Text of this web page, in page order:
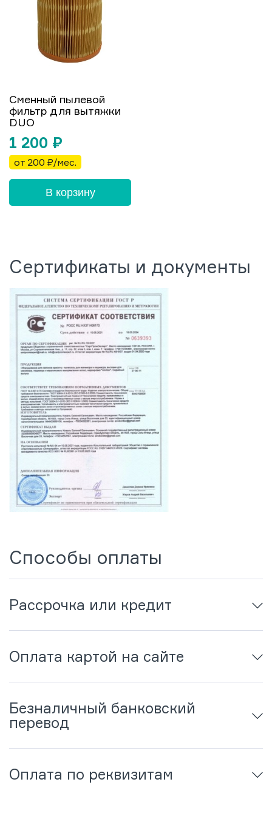
Сменный пылевой
фильтр для вытяжки
DUO
1 200 ₽
от 200 ₽/мес.
В корзину
Сертификаты и документы
Способы оплаты
Рассрочка или кредит
Оплата картой на сайте
Безналичный банковский
перевод
Оплата по реквизитам